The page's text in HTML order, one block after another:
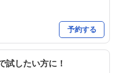
予約する
試したい方に！